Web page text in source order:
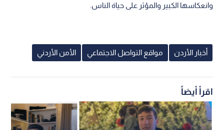
وانعكاسها الكبير والمؤثر على حياة الناس.
أخبار الأردن مواقع التواصل الاجتماعي الأمن الأردني
اقرأ أيضاً